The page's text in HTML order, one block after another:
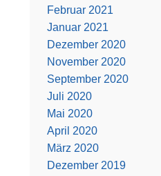
Februar 2021
Januar 2021
Dezember 2020
November 2020
September 2020
Juli 2020
Mai 2020
April 2020
März 2020
Dezember 2019